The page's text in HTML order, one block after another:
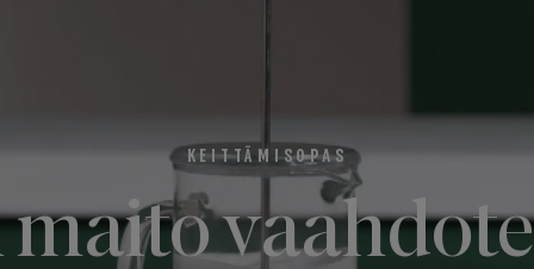
KEITTÄMISOPAS
maito